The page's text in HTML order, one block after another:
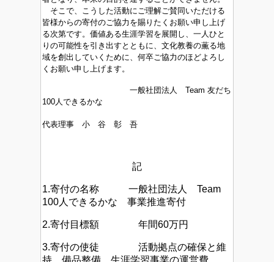
そこで、こうした活動にご理解ご賛同いただける
皆様からの寄付のご協力を賜りたくお願い申し上げ
る次第です。価値ある生涯学習を展開し、一人ひと
りの可能性を引き出すとともに、文化教養の薫る地
域を創出していくために、何卒ご協力のほどよろし
くお願い申し上げます。
一般社団法人
Team 友だち
100人できるかな
代表理事 小 谷 彰 吾
記
1.寄付の名称 一般社団法人 Team
100人できるかな 事業推進寄付
2.寄付目標額 年間60万円
3.寄付の使徒 活動拠点の確保と維
持、備品整備、生涯学習事業の運営費